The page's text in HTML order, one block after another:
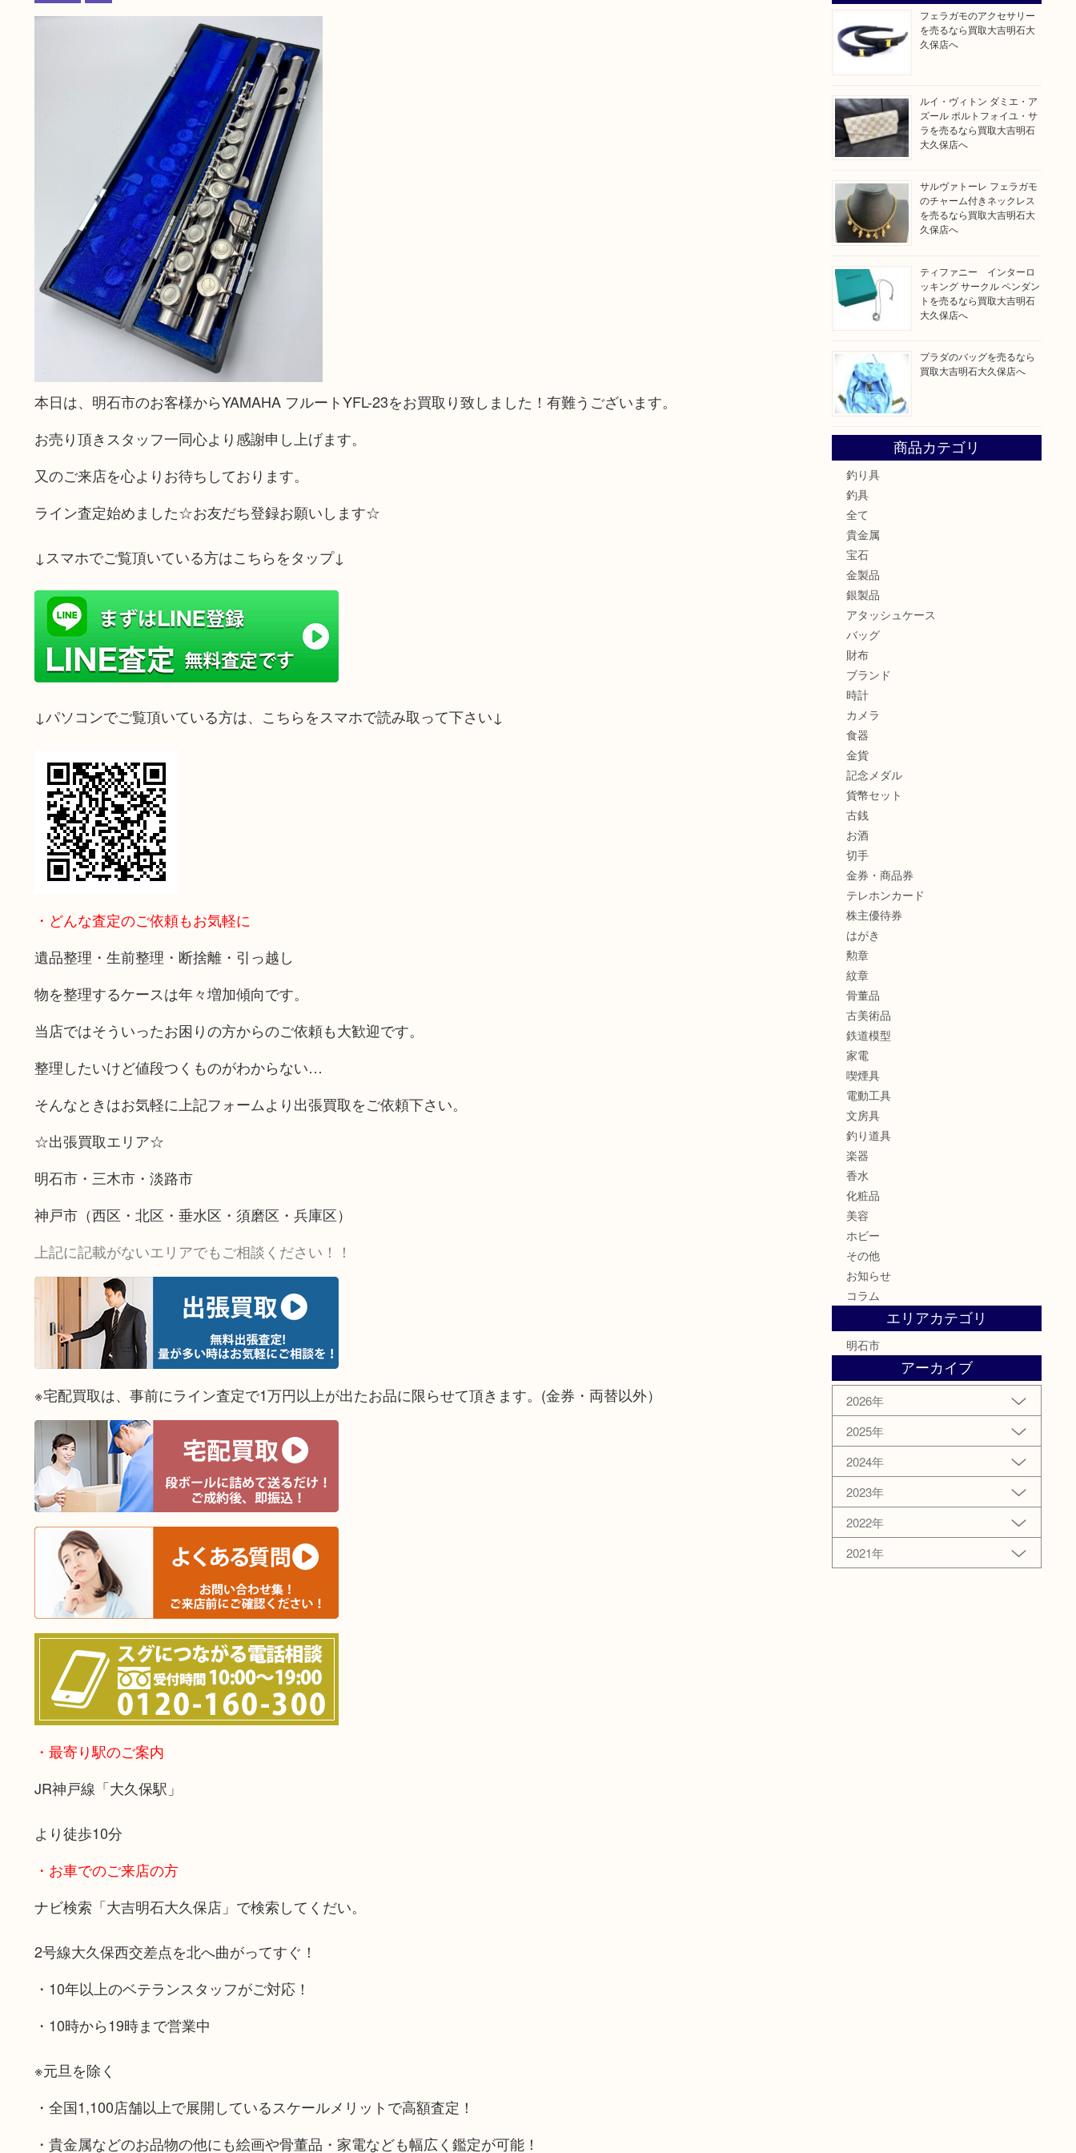
本日は、明石市のお客様からYAMAHA フルートYFL-23をお買取り致しました！有難うございます。
お売り頂きスタッフ一同心より感謝申し上げます。
又のご来店を心よりお待ちしております。
ライン査定始めました☆お友だち登録お願いします☆
↓スマホでご覧頂いている方はこちらをタップ↓
↓パソコンでご覧頂いている方は、こちらをスマホで読み取って下さい↓
・どんな査定のご依頼もお気軽に
遺品整理・生前整理・断捨離・引っ越し
物を整理するケースは年々増加傾向です。
当店ではそういったお困りの方からのご依頼も大歓迎です。
整理したいけど値段つくものがわからない…
そんなときはお気軽に上記フォームより出張買取をご依頼下さい。
☆出張買取エリア☆
明石市・三木市・淡路市
神戸市（西区・北区・垂水区・須磨区・兵庫区）
上記に記載がないエリアでもご相談ください！！
※宅配買取は、事前にライン査定で1万円以上が出たお品に限らせて頂きます。(金券・両替以外）
・最寄り駅のご案内
JR神戸線「大久保駅」
より徒歩10分
・お車でのご来店の方
ナビ検索「大吉明石大久保店」で検索してくだい。
2号線大久保西交差点を北へ曲がってすぐ！
・10年以上のベテランスタッフがご対応！
・10時から19時まで営業中
※元旦を除く
・全国1,100店舗以上で展開しているスケールメリットで高額査定！
・貴金属などのお品物の他にも絵画や骨董品・家電なども幅広く鑑定が可能！
フェラガモのアクセサリー
を売るなら買取大吉明石大
久保店へ
ルイ・ヴィトン ダミエ・ア
ズール ポルトフォイユ・サ
ラを売るなら買取大吉明石
大久保店へ
サルヴァトーレ フェラガモ
のチャーム付きネックレス
を売るなら買取大吉明石大
久保店へ
ティファニー インターロ
ッキング サークル ペンダン
トを売るなら買取大吉明石
大久保店へ
プラダのバッグを売るなら
買取大吉明石大久保店へ
商品カテゴリ
釣り具
釣具
全て
貴金属
宝石
金製品
銀製品
アタッシュケース
バッグ
財布
ブランド
時計
カメラ
食器
金貨
記念メダル
貨幣セット
古銭
お酒
切手
金券・商品券
テレホンカード
株主優待券
はがき
勲章
紋章
骨董品
古美術品
鉄道模型
家電
喫煙具
電動工具
文房具
釣り道具
楽器
香水
化粧品
美容
ホビー
その他
お知らせ
コラム
エリアカテゴリ
明石市
アーカイブ
2026年
2025年
2024年
2023年
2022年
2021年